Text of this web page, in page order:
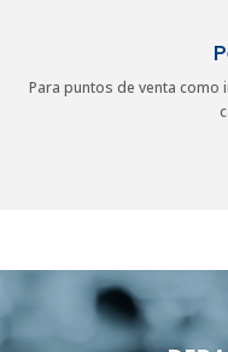
Para puntos de venta